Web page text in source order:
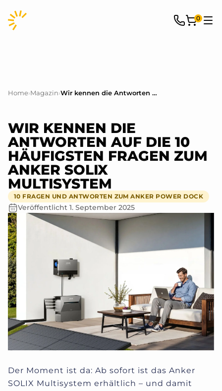
0
Home›Magazin› Wir kennen die Antworten auf die 10 häufigsten Fragen zum Anker SOLIX Multisystem
WIR KENNEN DIE
ANTWORTEN AUF DIE 10
HÄUFIGSTEN FRAGEN ZUM
ANKER SOLIX
MULTISYSTEM
10 FRAGEN UND ANTWORTEN ZUM ANKER POWER DOCK
Veröffentlicht 1. September 2025
Der Moment ist da: Ab sofort ist das Anker
SOLIX Multisystem erhältlich – und damit